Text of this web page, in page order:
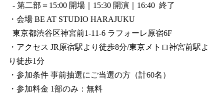
- 第二部＝15:00 開場｜15:30 開演｜16:40 終了
・会場 BE AT STUDIO HARAJUKU
東京都渋谷区神宮前1-11-6 ラフォーレ原宿6F
・アクセス JR原宿駅より徒歩8分/東京メトロ神宮前駅よ
り徒歩1分
・参加条件 事前抽選にご当選の方（計60名）
・参加料金 1部のみ：無料